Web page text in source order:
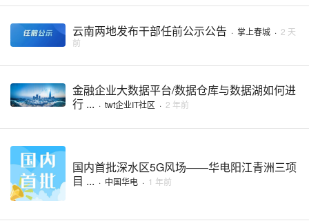
云南两地发布干部任前公示公告 · 掌上春城 · 2 天
前
金融企业大数据平台/数据仓库与数据湖如何进
行 ... · twt企业IT社区 · 2 年前
国内首批深水区5G风场——华电阳江青洲三项
目 ... · 中国华电 · 1 年前